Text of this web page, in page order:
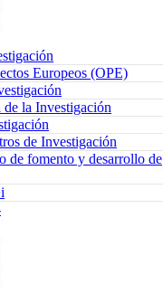
Europeos (OPE)
la Investigación
de Investigación
de fomento y desarrollo de